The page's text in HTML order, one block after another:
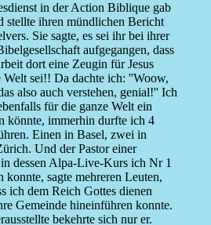
in der Action Biblique gab
stellte ihren mündlichen Bericht
Sie sagte, es sei ihr bei ihrer
aufgegangen, dass
dort eine Zeugin für Jesus
Welt sei!! Da dachte ich: ''Woow,
also auch verstehen, genial!'' Ich
für die ganze Welt ein
könnte, immerhin durfte ich 4
Einen in Basel, zwei in
Und der Pastor einer
dessen Alpa-Live-Kurs ich Nr 1
sagte mehreren Leuten,
ich dem Reich Gottes dienen
Gemeinde hineinführen konnte.
bekehrte sich nur er.